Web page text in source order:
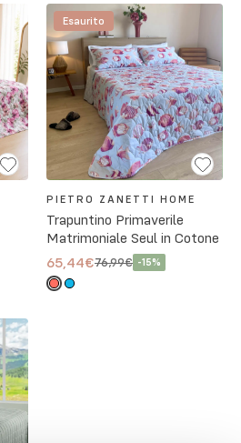
Esaurito
PIETRO ZANETTI HOME
Trapuntino Primaverile
Matrimoniale Seul in Cotone
65,44€76,99€ -15%